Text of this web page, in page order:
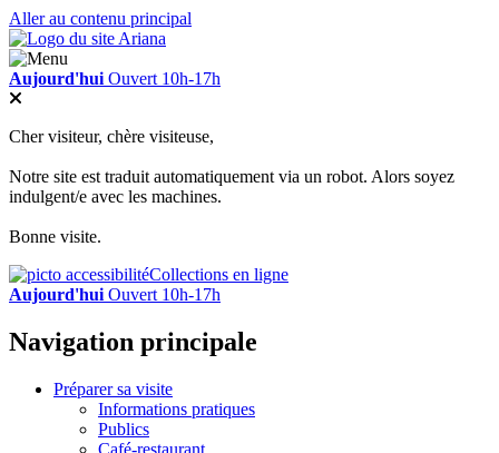
Aller au contenu principal
Aujourd'hui Ouvert 10h-17h
Cher visiteur, chère visiteuse,
Notre site est traduit automatiquement via un robot. Alors soyez
indulgent/e avec les machines.
Bonne visite.
Collections en ligne
Aujourd'hui Ouvert 10h-17h
Navigation principale
Préparer sa visite
Informations pratiques
Publics
Café-restaurant